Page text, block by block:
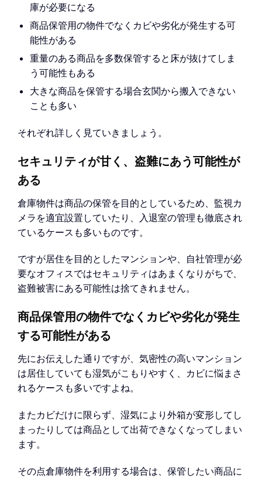
庫が必要になる
商品保管用の物件でなくカビや劣化が発生する可
能性がある
重量のある商品を多数保管すると床が抜けてしま
う可能性もある
大きな商品を保管する場合玄関から搬入できない
ことも多い
それぞれ詳しく見ていきましょう。
セキュリティが甘く、盗難にあう可能性が
ある
倉庫物件は商品の保管を目的としているため、監視カ
メラを適宜設置していたり、入退室の管理も徹底され
ているケースも多いものです。
ですが居住を目的としたマンションや、自社管理が必
要なオフィスではセキュリティはあまくなりがちで、
盗難被害にある可能性は捨てきれません。
商品保管用の物件でなくカビや劣化が発生
する可能性がある
先にお伝えした通りですが、気密性の高いマンション
は居住していても湿気がこもりやすく、カビに悩まさ
れるケースも多いですよね。
またカビだけに限らず、湿気により外箱が変形してし
まったりしては商品として出荷できなくなってしまい
ます。
その点倉庫物件を利用する場合は、保管したい商品に